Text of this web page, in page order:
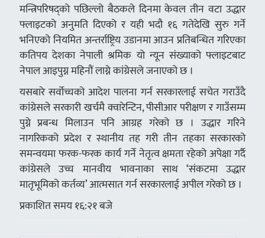
मन्त्रिपरिषद्को पछिल्लो बैठकले दिनमा केवल तीन वटा उद्धार
फ्लाइटको अनुमति दिएको र यही भदौ १६ गतेदेखि सुरु गर्ने
भनिएको नियमित अन्तर्राष्ट्रिय उडानमा आउन प्रतिबन्धित गरिएका
कतिपय देशका नेपाली श्रमिक यो न्यून संख्याको फ्लाइटबाट
नेपाल आइपुग्न महिनौं लाग्ने कांग्रेसले जनाएको छ ।
यसबारे सर्वोच्चको आदेश पालना गर्न सरकारलाई सचेत गराउँदै
कांग्रेसले सरकारी खर्चमै क्वारेन्टिन, पीसीआर परीक्षण र गाउँसम्म
पुग्ने प्रबन्ध मिलाउन पनि आग्रह गरेको छ । उद्धार गरिने
नागरिकको प्रदेश र स्थानीय तह गरी तीन तहका सरकारको
समन्वयमा फरक-फरक कार्य गर्ने नेतृत्व क्षमता रहेको अपेक्षा गर्दै
कांग्रेसले उच्च मानवीय भावनाका साथ ‘संकटमा उद्धार
मातृभूमिको कर्तव्य’ आत्मसात गर्न सरकारलाई अपील गरेको छ ।
प्रकाशित समय १६:२१ बजे